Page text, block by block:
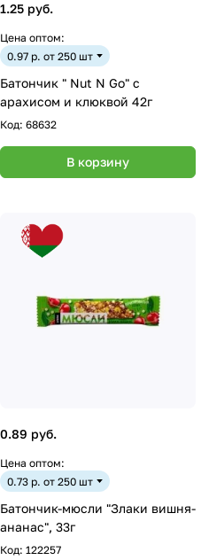
1.25 руб.
Цена оптом:
0.97 р. от 250 шт
Батончик " Nut N Go" с
арахисом и клюквой 42г
Код: 68632
В корзину
0.89 руб.
Цена оптом:
0.73 р. от 250 шт
Батончик-мюсли "Злаки вишня-
ананас", 33г
Код: 122257